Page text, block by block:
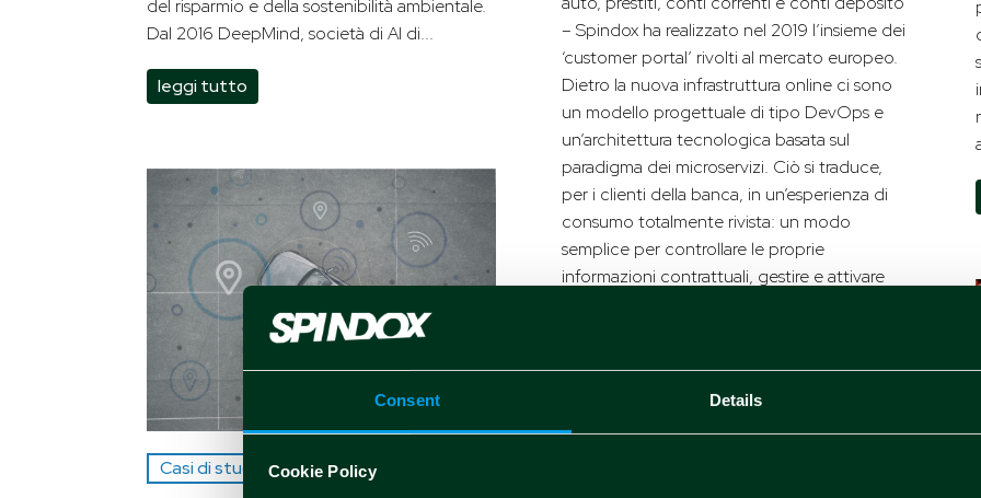
Consent Details
Cookie Policy
del risparmio e della sostenibilità ambientale.
Dal 2016 DeepMind, società di AI di...
leggi tutto
Casi di studio
– Spindox ha realizzato nel 2019 l’insieme dei
‘customer portal’ rivolti al mercato europeo.
Dietro la nuova infrastruttura online ci sono
un modello progettuale di tipo DevOps e
un’architettura tecnologica basata sul
paradigma dei microservizi. Ciò si traduce,
per i clienti della banca, in un’esperienza di
consumo totalmente rivista: un modo
semplice per controllare le proprie
informazioni contrattuali, gestire e attivare